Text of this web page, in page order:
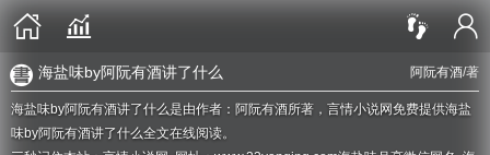
阿阮有酒/著
海盐味by阿阮有酒讲了什么
海盐味by阿阮有酒讲了什么是由作者：阿阮有酒所著，言情小说网免费提供海盐
味by阿阮有酒讲了什么全文在线阅读。